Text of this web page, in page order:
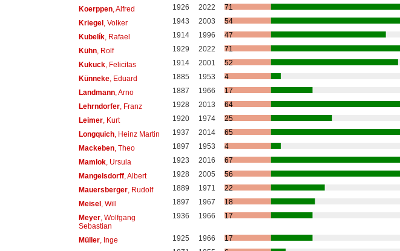
Koerppen, Alfred 1926 2022
71
Kriegel, Volker 1943 2003
54
Kubelík, Rafael 1914 1996
47
Kühn, Rolf 1929 2022
71
Kukuck, Felicitas 1914 2001
52
Künneke, Eduard 1885 1953
4
Landmann, Arno 1887 1966
17
Lehrndorfer, Franz 1928 2013
64
Leimer, Kurt 1920 1974
25
Longquich, Heinz Martin 1937 2014
65
Mackeben, Theo 1897 1953
4
Mamlok, Ursula 1923 2016
67
Mangelsdorff, Albert 1928 2005
56
Mauersberger, Rudolf 1889 1971
22
Meisel, Will 1897 1967
18
Meyer, Wolfgang
Sebastian
1936 1966 17
Müller, Inge 1925 1966
17